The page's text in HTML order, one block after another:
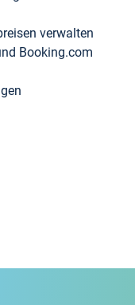
verwalten
Booking.com